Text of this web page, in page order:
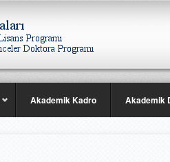
Akademik Kadro Akademik